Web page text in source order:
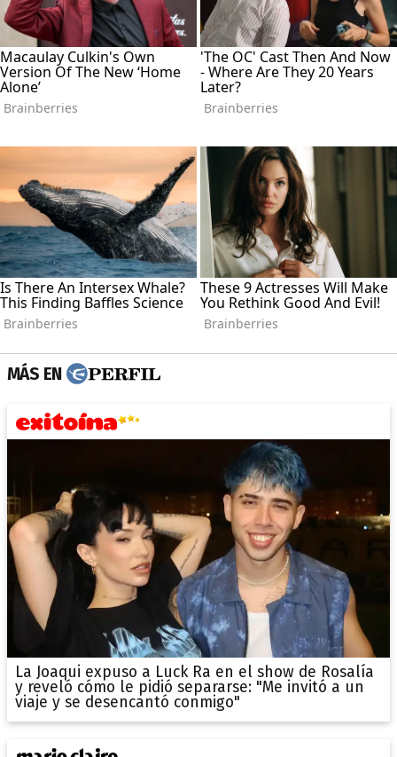
MÁS EN
La Joaqui expuso a Luck Ra en el show de Rosalía
y reveló cómo le pidió separarse: "Me invitó a un
viaje y se desencantó conmigo"